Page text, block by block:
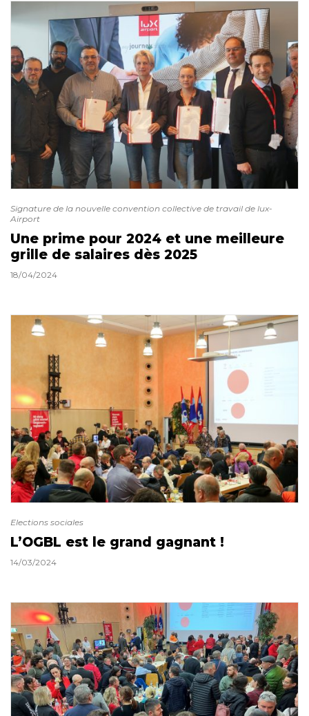
Signature de la nouvelle convention collective de travail de lux-
Airport
Une prime pour 2024 et une meilleure
grille de salaires dès 2025
18/04/2024
Elections sociales
L’OGBL est le grand gagnant !
14/03/2024